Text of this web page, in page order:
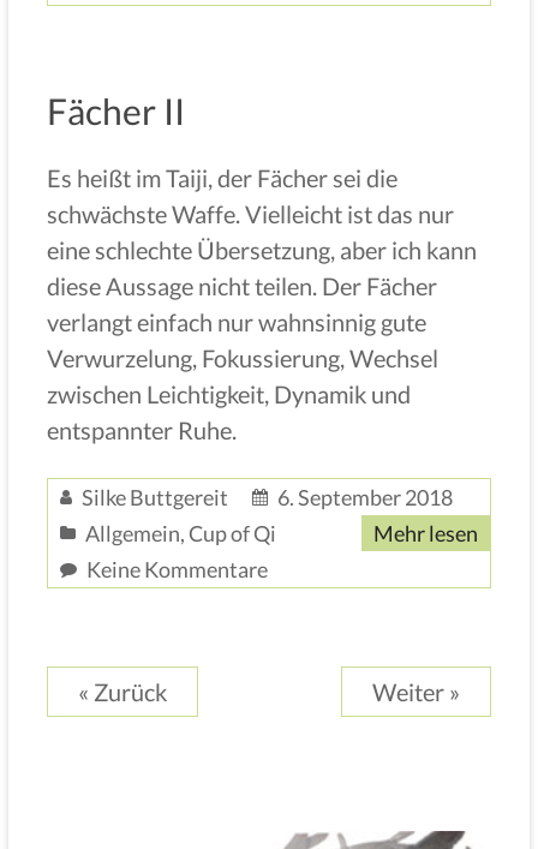
Fächer II
Es heißt im Taiji, der Fächer sei die
schwächste Waffe. Vielleicht ist das nur
eine schlechte Übersetzung, aber ich kann
diese Aussage nicht teilen. Der Fächer
verlangt einfach nur wahnsinnig gute
Verwurzelung, Fokussierung, Wechsel
zwischen Leichtigkeit, Dynamik und
entspannter Ruhe.
Silke Buttgereit
6. September 2018
Allgemein,Cup of Qi
Keine Kommentare
Mehr lesen
« Zurück Weiter »